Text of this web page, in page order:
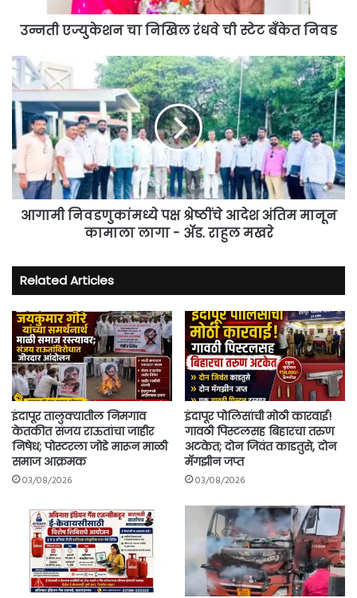
उन्नती एज्युकेशन चा निखिल रंधवे ची स्टेट बँकेत निवड
आगामी
निवडणुकांमध्ये
पक्ष
श्रेष्ठींचे
आदेश
अंतिम
मानून
कामाला
लागा
मखरे
आगामी निवडणुकांमध्ये पक्ष श्रेष्ठींचे आदेश अंतिम मानून
कामाला लागा - ॲड. राहुल मखरे
Related Articles
इंदापूर तालुक्यातील निमगाव
केतकीत संजय राऊतांचा जाहीर
निषेध; पोस्टरला जोडे मारून माळी
समाज आक्रमक
03/08/2026
इंदापूर पोलिसांची मोठी कारवाई!
गावठी पिस्टलसह बिहारचा तरुण
अटकेत; दोन जिवंत काडतुसे, दोन
मॅगझीन जप्त
03/08/2026